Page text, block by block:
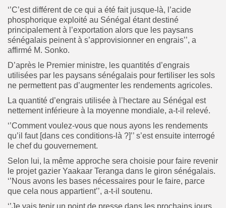
‘’C’est différent de ce qui a été fait jusque-là, l’acide
phosphorique exploité au Sénégal étant destiné
principalement à l’exportation alors que les paysans
sénégalais peinent à s’approvisionner en engrais’’, a
affirmé M. Sonko.
D’après le Premier ministre, les quantités d’engrais
utilisées par les paysans sénégalais pour fertiliser les sols
ne permettent pas d’augmenter les rendements agricoles.
La quantité d’engrais utilisée à l’hectare au Sénégal est
nettement inférieure à la moyenne mondiale, a-t-il relevé.
‘’Comment voulez-vous que nous ayons les rendements
qu’il faut [dans ces conditions-là ?]’’ s’est ensuite interrogé
le chef du gouvernement.
Selon lui, la même approche sera choisie pour faire revenir
le projet gazier Yaakaar Teranga dans le giron sénégalais.
‘’Nous avons les bases nécessaires pour le faire, parce
que cela nous appartient’’, a-t-il soutenu.
‘’Je vais tenir un point de presse dans les prochains jours